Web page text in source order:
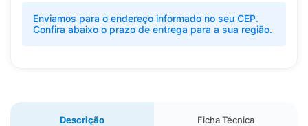
Enviamos para o endereço informado no seu CEP.
Confira abaixo o prazo de entrega para a sua região.
Descrição Ficha Técnica